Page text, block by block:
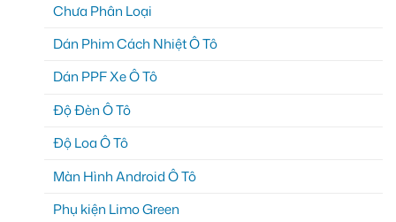
Chưa Phân Loại
Dán Phim Cách Nhiệt Ô Tô
Dán PPF Xe Ô Tô
Độ Đèn Ô Tô
Độ Loa Ô Tô
Màn Hình Android Ô Tô
Phụ kiện Limo Green